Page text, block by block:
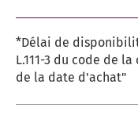
*Délai de
L.111-3 du code de
de la date d'achat"